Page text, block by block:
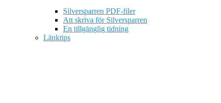
Silversparren PDF-filer
Att skriva för Silversparren
En tillgänglig tidning
Länktips